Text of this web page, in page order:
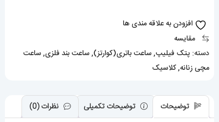
رزگلد
صفحه
Patek
افزودن به علاقه مندی ها
مقایسه
دسته: پتک فیلیپ,ساعت باتری(کوارتز),ساعت بند فلزی,ساعت
مچی زنانه,کلاسیک
توضیحات توضیحات تکمیلی نظرات (0)